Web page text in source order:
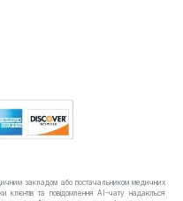
закладом або постачальником медичних
клієнтів та повідомлення AI-чату надаються